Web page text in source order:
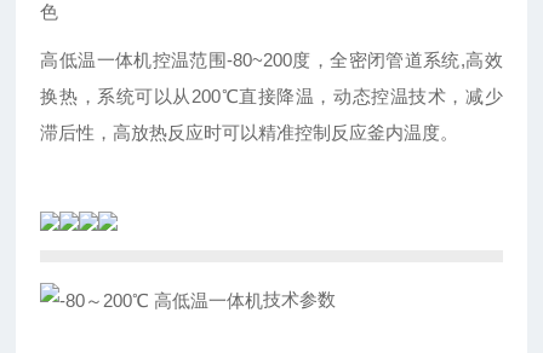
色
高低温一体机控温范围-80~200度，全密闭管道系统,高效
换热，系统可以从200℃直接降温，动态控温技术，减少
滞后性，高放热反应时可以精准控制反应釜内温度。
技术参数